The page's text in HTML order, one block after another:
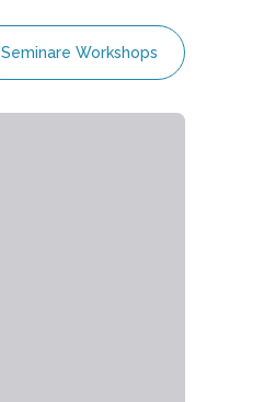
Seminare Workshops